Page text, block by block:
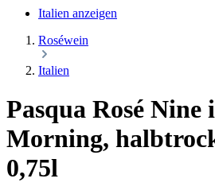
Italien anzeigen
Roséwein
Italien
Pasqua Rosé Nine
Morning,
0,75l